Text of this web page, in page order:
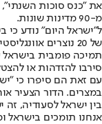
את "כנס סוכות השנתי",
מ-90 מדינות שונות.
ל"ישראל היום" נודע כי
של 20 נוצרים
תמיכה פומבית בישראל
סירבו להזדהות או
עם זאת הם סיפרו כי "יש
במצרים. הדור הצעיר
בין ישראל לסעודיה,
אנחנו תומכים